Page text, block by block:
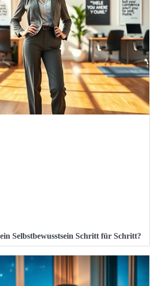
Selbstbewusstsein Schritt für Schritt?